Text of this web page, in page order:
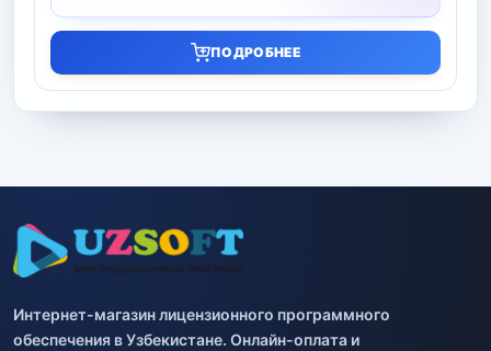
ПОДРОБНЕЕ
Интернет-магазин лицензионного программного
обеспечения в Узбекистане. Онлайн-оплата и